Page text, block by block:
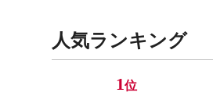
人気ランキング
1位